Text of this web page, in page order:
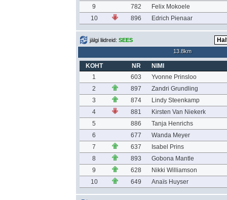
9
782
Felix Mokoele
10
896 Edrich Pienaar
jälgi liidreid: SEES
13.8km
KOHT NR
NIMI
1
603
Yvonne Prinsloo
2
897
Zandri Grundling
3
874
Lindy Steenkamp
4
881
Kirsten Van Niekerk
5
886
Tanja Henrichs
6
677
Wanda Meyer
7
637
Isabel Prins
8
893
Gobona Mantle
9
628
Nikki Williamson
10
649 Anaïs Huyser